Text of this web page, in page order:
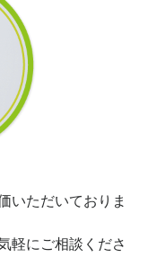
いただいておりま
軽にご相談くださ